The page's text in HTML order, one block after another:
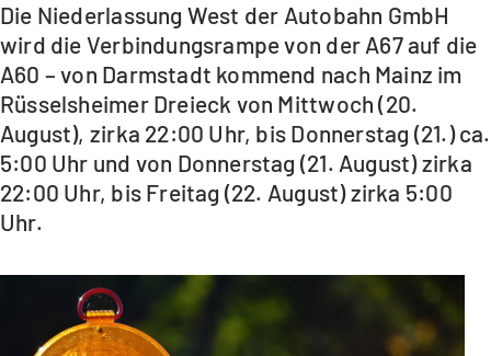
Die Niederlassung West der Autobahn GmbH
wird die Verbindungsrampe von der A67 auf die
A60 – von Darmstadt kommend nach Mainz im
Rüsselsheimer Dreieck von Mittwoch (20.
August), zirka 22:00 Uhr, bis Donnerstag (21.) ca.
5:00 Uhr und von Donnerstag (21. August) zirka
22:00 Uhr, bis Freitag (22. August) zirka 5:00
Uhr.